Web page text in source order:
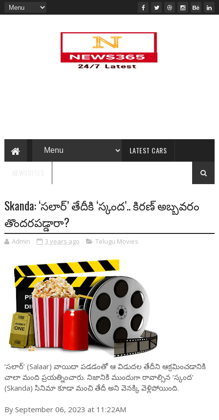
LATEST CARS
Skanda: ‘సలార్’ తేదీకి ‘స్కంద’.. కిరణ్ అబ్బవరం
తొందరపడ్డారా?
Admin 3 years ago Telugu Movies
‘సలార్’ (Salaar) వాయిదా పడడంతో ఆ విడుదల తేదీని ఆక్రమించడానికి
చాలా మంది ప్రయత్నించారు. నిజానికి ముందుగా రావాల్సిన ‘స్కంద’
(Skanda) సినిమా కూడా మంచి తేదీ అని వెనక్కి వెళ్లిపోయింది.
By September 06, 2023 at 11:22AM